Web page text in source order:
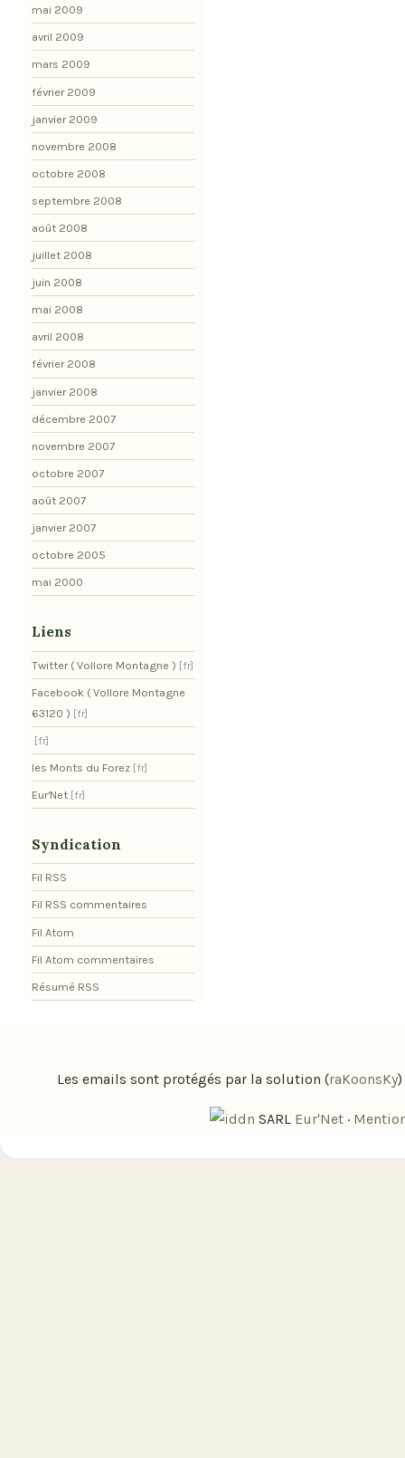
mai 2009
avril 2009
mars 2009
février 2009
janvier 2009
novembre 2008
octobre 2008
septembre 2008
août 2008
juillet 2008
juin 2008
mai 2008
avril 2008
février 2008
janvier 2008
décembre 2007
novembre 2007
octobre 2007
août 2007
janvier 2007
octobre 2005
mai 2000
Liens
Twitter ( Vollore Montagne )
Facebook ( Vollore Montagne
63120 )
les Monts du Forez
Eur'Net
Syndication
Fil RSS
Fil RSS commentaires
Fil Atom
Fil Atom commentaires
Résumé RSS
Les emails sont protégés par la solution (raKoonsKy)
SARL Eur'Net ·